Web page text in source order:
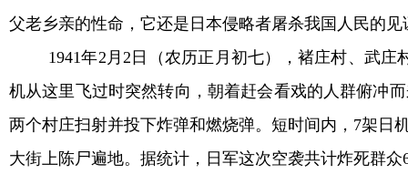
父老乡亲的性命，它还是日本侵略者屠杀我国人民的见
1941年2月2日（农历正月初七），褚庄村、武
机从这里飞过时突然转向，朝着赶会看戏的人群俯冲
两个村庄扫射并投下炸弹和燃烧弹。短时间内，7架日
大街上陈尸遍地。据统计，日军这次空袭共计炸死群